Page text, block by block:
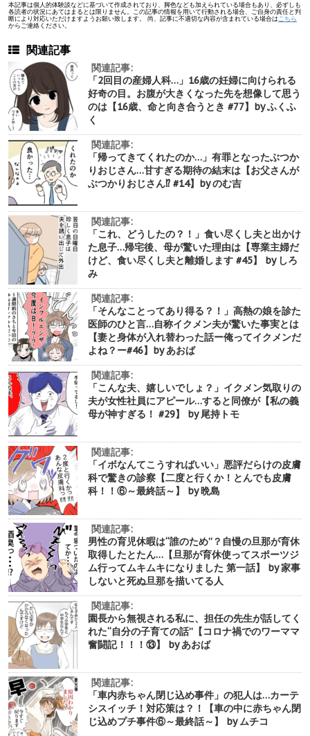
本記事は個人的体験談などに基づいて作成されており、脚色なども加えられている場合もあり、必ずしも
各読者の状況にあてはまるとは限りません。この記事の情報を用いて行動される場合、ご自身の責任と判
断により対応いただけますようお願い致します。 尚、記事に不適切な内容が含まれている場合はこちら
からご連絡ください。
関連記事
関連記事:
「2回目の産婦人科…」16歳の妊婦に向けられる
好奇の目。お腹が大きくなった先を想像して思う
のは【16歳、命と向き合うとき #77】by ふくふ
く
関連記事:
「帰ってきてくれたのか…」有罪となったぶつか
りおじさん…甘すぎる期待の結末は【お父さんが
ぶつかりおじさん⁉︎ #14】by のむ吉
関連記事:
「これ、どうしたの？！」食い尽くし夫と出かけ
た息子…帰宅後、母が驚いた理由は【専業主婦だ
けど、食い尽くし夫と離婚します #45】 by しろ
み
関連記事:
「そんなことってあり得る？！」高熱の娘を診た
医師のひと言…自称イクメン夫が驚いた事実とは
【妻と身体が入れ替わった話ー俺ってイクメンだ
よね？ー#46】by あおば
関連記事:
「こんな夫、嬉しいでしょ？」イクメン気取りの
夫が女性社員にアピール…すると同僚が【私の義
母が神すぎる！ #29】 by 尾持トモ
関連記事:
「イボなんてこうすればいい」悪評だらけの皮膚
科で驚きの診察【二度と行くか！とんでも皮膚
科！！⑥～最終話～】 by 晩島
関連記事:
男性の育児休暇は“誰のため”？自慢の旦那が育休
取得したとたん…【旦那が育休使ってスポーツジ
ム行ってムキムキになりました 第一話】 by 家事
しないと死ぬ旦那を描いてる人
関連記事:
園長から無視される私に、担任の先生が話してく
れた“自分の子育ての話”【コロナ禍でのワーママ
奮闘記！！！⑬】 by あおば
関連記事:
「車内赤ちゃん閉じ込め事件」の犯人は…カーテ
シスイッチ！対応策は？！【車の中に赤ちゃん閉
じ込めプチ事件⑥～最終話～】 by ムチコ